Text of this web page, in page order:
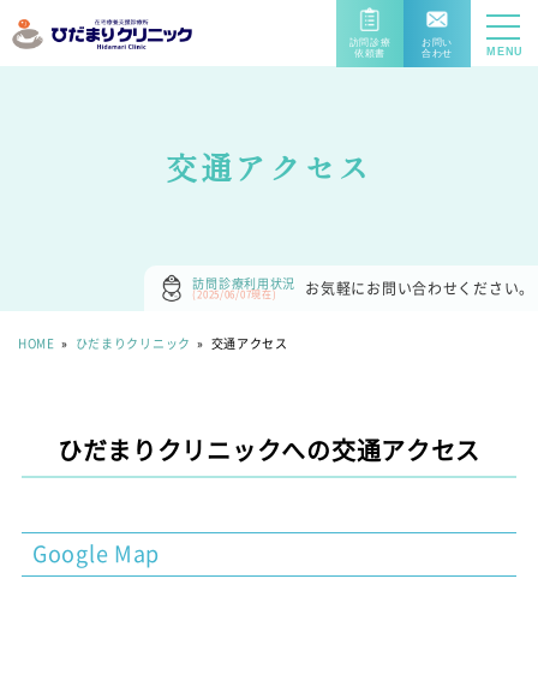
MENU
訪問診療
依頼書
お問い
合わせ
交通アクセス
訪問診療利用状況
(2025/06/07現在) お気軽にお問い合わせください。
HOME » ひだまりクリニック » 交通アクセス
ひだまりクリニックへの交通アクセス
Google Map